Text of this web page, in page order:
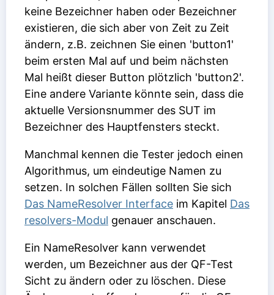
keine Bezeichner haben oder Bezeichner
existieren, die sich aber von Zeit zu Zeit
ändern, z.B. zeichnen Sie einen 'button1'
beim ersten Mal auf und beim nächsten
Mal heißt dieser Button plötzlich 'button2'.
Eine andere Variante könnte sein, dass die
aktuelle Versionsnummer des SUT im
Bezeichner des Hauptfensters steckt.
Manchmal kennen die Tester jedoch einen
Algorithmus, um eindeutige Namen zu
setzen. In solchen Fällen sollten Sie sich
Das NameResolver Interface im Kapitel Das
resolvers-Modul genauer anschauen.
Ein NameResolver kann verwendet
werden, um Bezeichner aus der QF-Test
Sicht zu ändern oder zu löschen. Diese